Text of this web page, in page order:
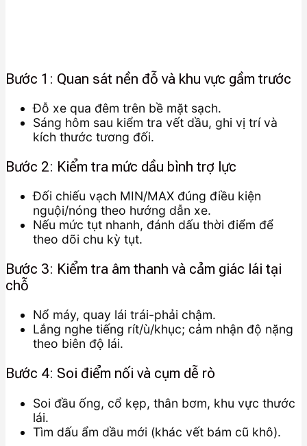
Bước 1: Quan sát nền đỗ và khu vực gầm trước
Đỗ xe qua đêm trên bề mặt sạch.
Sáng hôm sau kiểm tra vết dầu, ghi vị trí và
kích thước tương đối.
Bước 2: Kiểm tra mức dầu bình trợ lực
Đối chiếu vạch MIN/MAX đúng điều kiện
nguội/nóng theo hướng dẫn xe.
Nếu mức tụt nhanh, đánh dấu thời điểm để
theo dõi chu kỳ tụt.
Bước 3: Kiểm tra âm thanh và cảm giác lái tại
chỗ
Nổ máy, quay lái trái-phải chậm.
Lắng nghe tiếng rít/ù/khục; cảm nhận độ nặng
theo biên độ lái.
Bước 4: Soi điểm nối và cụm dễ rò
Soi đầu ống, cổ kẹp, thân bơm, khu vực thước
lái.
Tìm dấu ẩm dầu mới (khác vết bám cũ khô).